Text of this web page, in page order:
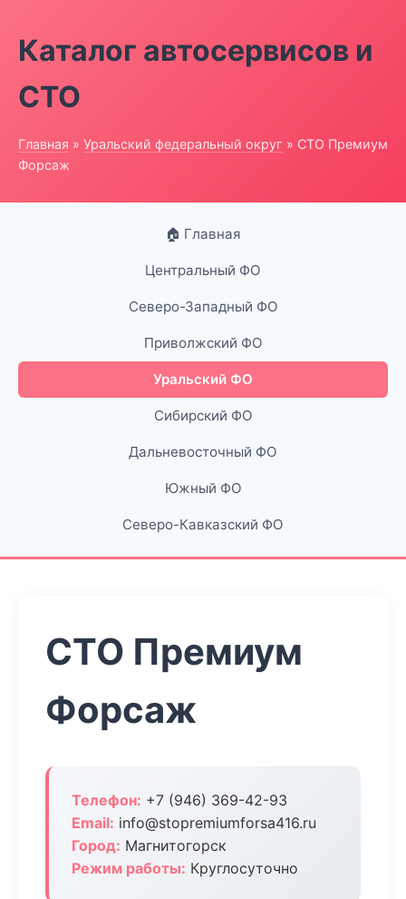
Каталог автосервисов и
СТО
Главная » Уральский федеральный округ » СТО Премиум
Форсаж
🏠 Главная
Центральный ФО
Северо-Западный ФО
Приволжский ФО
Уральский ФО
Сибирский ФО
Дальневосточный ФО
Южный ФО
Северо-Кавказский ФО
СТО Премиум
Форсаж
Телефон: +7 (946) 369-42-93
Email: info@stopremiumforsa416.ru
Город: Магнитогорск
Режим работы: Круглосуточно